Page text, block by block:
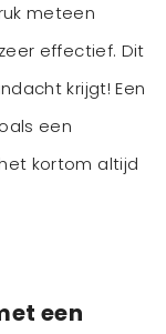
meteen
effectief. Dit
krijgt! Een
een
kortom altijd
een